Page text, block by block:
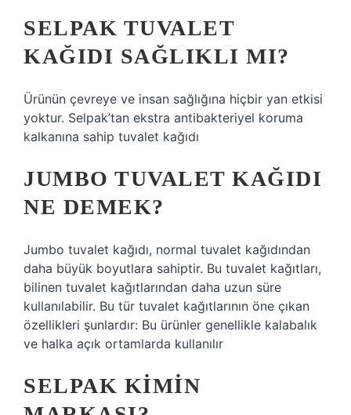
SELPAK TUVALET
KAĞIDI SAĞLIKLI MI?
Ürünün çevreye ve insan sağlığına hiçbir yan etkisi
yoktur. Selpak’tan ekstra antibakteriyel koruma
kalkanına sahip tuvalet kağıdı
JUMBO TUVALET KAĞIDI
NE DEMEK?
Jumbo tuvalet kağıdı, normal tuvalet kağıdından
daha büyük boyutlara sahiptir. Bu tuvalet kağıtları,
bilinen tuvalet kağıtlarından daha uzun süre
kullanılabilir. Bu tür tuvalet kağıtlarının öne çıkan
özellikleri şunlardır: Bu ürünler genellikle kalabalık
ve halka açık ortamlarda kullanılır
SELPAK KIMIN